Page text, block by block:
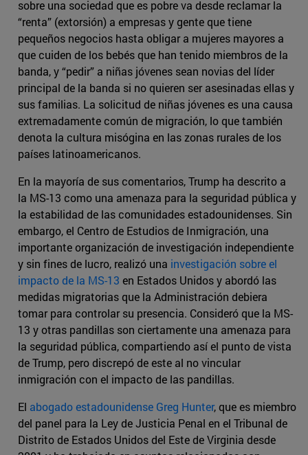
sobre una sociedad que es pobre va desde reclamar la
“renta” (extorsión) a empresas y gente que tiene
pequeños negocios hasta obligar a mujeres mayores a
que cuiden de los bebés que han tenido miembros de la
banda, y “pedir” a niñas jóvenes sean novias del líder
principal de la banda si no quieren ser asesinadas ellas y
sus familias. La solicitud de niñas jóvenes es una causa
extremadamente común de migración, lo que también
denota la cultura misógina en las zonas rurales de los
países latinoamericanos.
En la mayoría de sus comentarios, Trump ha descrito a
la MS-13 como una amenaza para la seguridad pública y
la estabilidad de las comunidades estadounidenses. Sin
embargo, el Centro de Estudios de Inmigración, una
importante organización de investigación independiente
y sin fines de lucro, realizó una investigación sobre el
impacto de la MS-13 en Estados Unidos y abordó las
medidas migratorias que la Administración debiera
tomar para controlar su presencia. Consideró que la MS-
13 y otras pandillas son ciertamente una amenaza para
la seguridad pública, compartiendo así el punto de vista
de Trump, pero discrepó de este al no vincular
inmigración con el impacto de las pandillas.
El abogado estadounidense Greg Hunter, que es miembro
del panel para la Ley de Justicia Penal en el Tribunal de
Distrito de Estados Unidos del Este de Virginia desde